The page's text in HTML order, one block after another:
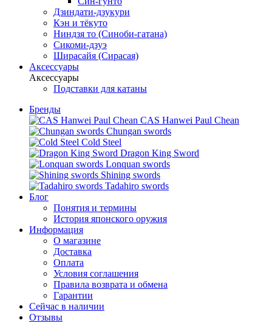
Дзиндати-дзукури
Кэн и тёкуто
Ниндзя то (Синоби-гатана)
Сикоми-дзуэ
Ширасайя (Сирасая)
Аксессуары
Аксессуары
Подставки для катаны
Бренды
CAS Hanwei Paul Chean
Chungan swords
Cold Steel
Dragon King Sword
Lonquan swords
Shining swords
Tadahiro swords
Блог
Понятия и термины
История японского оружия
Информация
О магазине
Доставка
Оплата
Условия соглашения
Правила возврата и обмена
Гарантии
Сейчас в наличии
Отзывы